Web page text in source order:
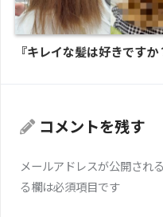
『キレイな髪は好きですか
コメントを残す
メールアドレスが公開され
る欄は必須項目です